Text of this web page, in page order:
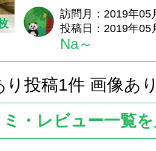
と思い、ちょうど八
たので、せ...
訪問月：2019年05
投稿日：2019年05
Na～
り投稿1件 画像あ
ミ・レビュー一覧